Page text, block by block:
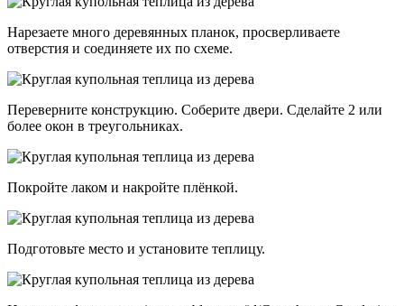
Нарезаете много деревянных планок, просверливаете
отверстия и соединяете их по схеме.
Переверните конструкцию. Соберите двери. Сделайте 2 или
более окон в треугольниках.
Покройте лаком и накройте плёнкой.
Подготовьте место и установите теплицу.